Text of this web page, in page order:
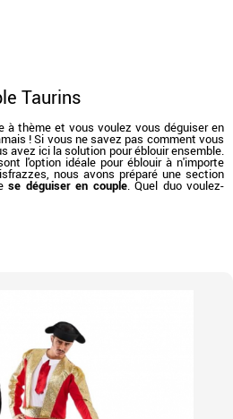
Taurins
à thème et vous voulez vous déguiser en
! Si vous ne savez pas comment vous
avez ici la solution pour éblouir ensemble.
l'option idéale pour éblouir à n'importe
nous avons préparé une section
se déguiser en couple. Quel duo voulez-